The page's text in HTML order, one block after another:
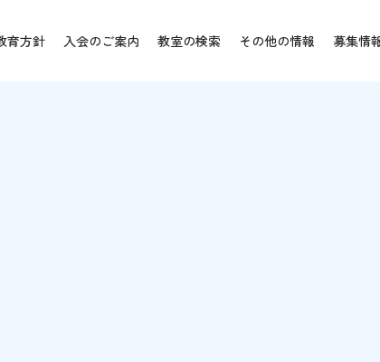
育方針 入会のご案内 教室の検索 その他の情報 募集情